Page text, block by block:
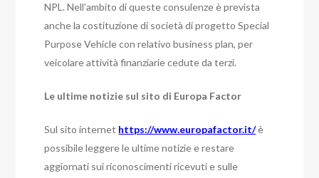
NPL. Nell’ambito di queste consulenze è prevista
anche la costituzione di società di progetto Special
Purpose Vehicle con relativo business plan, per
veicolare attività finanziarie cedute da terzi.
Le ultime notizie sul sito di Europa Factor
Sul sito internet https://www.europafactor.it/è
possibile leggere le ultime notizie e restare
aggiornati sui riconoscimenti ricevuti e sulle